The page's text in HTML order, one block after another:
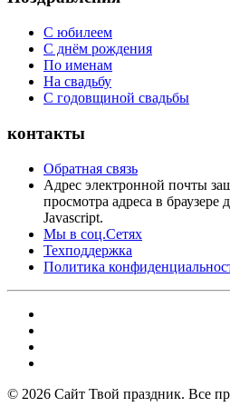
С юбилеем
С днём рождения
По именам
На свадьбу
С годовщиной свадьбы
контакты
Обратная связь
Адрес электронной почты
просмотра адреса в
Javascript.
Мы в соц.Сетях
Техподдержка
Политика
© 2026 Сайт Твой праздник. Все